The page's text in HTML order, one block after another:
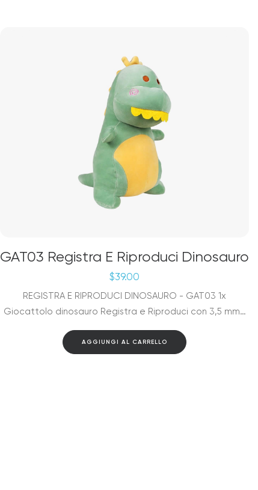
GAT03 Registra E Riproduci Dinosauro
$39.00
REGISTRA E RIPRODUCI DINOSAURO - GAT03 1x
Giocattolo dinosauro Registra e Riproduci con 3,5 mm…
AGGIUNGI AL CARRELLO